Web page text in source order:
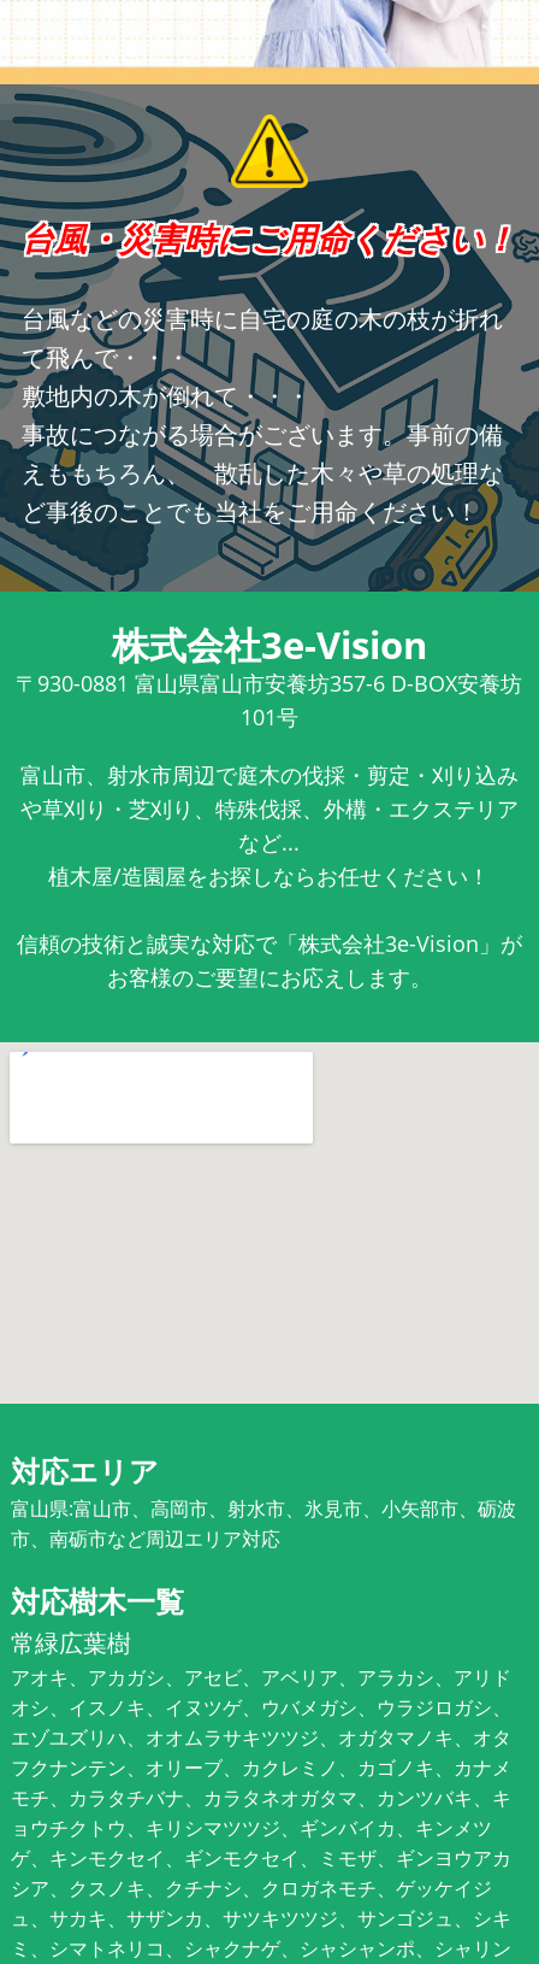
台風・災害時にご用命ください！
台風などの災害時に自宅の庭の木の枝が折れ
て飛んで・・・
敷地内の木が倒れて・・・
事故につながる場合がございます。事前の備
えももちろん、 散乱した木々や草の処理な
ど事後のことでも当社をご用命ください！
株式会社3e-Vision
〒930-0881 富山県富山市安養坊357-6 D-BOX安養坊
101号
富山市、射水市周辺で庭木の伐採・剪定・刈り込み
や草刈り・芝刈り、特殊伐採、外構・エクステリア
など...
植木屋/造園屋をお探しならお任せください！
信頼の技術と誠実な対応で「株式会社3e-Vision」が
お客様のご要望にお応えします。
対応エリア
富山県:富山市、高岡市、射水市、氷見市、小矢部市、砺波
市、南砺市など周辺エリア対応
対応樹木一覧
常緑広葉樹
アオキ、アカガシ、アセビ、アベリア、アラカシ、アリド
オシ、イスノキ、イヌツゲ、ウバメガシ、ウラジロガシ、
エゾユズリハ、オオムラサキツツジ、オガタマノキ、オタ
フクナンテン、オリーブ、カクレミノ、カゴノキ、カナメ
モチ、カラタチバナ、カラタネオガタマ、カンツバキ、キ
ョウチクトウ、キリシマツツジ、ギンバイカ、キンメツ
ゲ、キンモクセイ、ギンモクセイ、ミモザ、ギンヨウアカ
シア、クスノキ、クチナシ、クロガネモチ、ゲッケイジ
ュ、サカキ、サザンカ、サツキツツジ、サンゴジュ、シキ
ミ、シマトネリコ、シャクナゲ、シャシャンポ、シャリン